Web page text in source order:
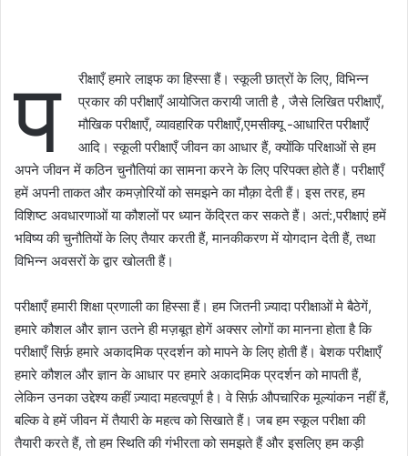
प
रीक्षाएँ हमारे लाइफ का हिस्सा हैं। स्कूली छात्रों के लिए, विभिन्न
प्रकार की परीक्षाएँ आयोजित करायी जाती है , जैसे लिखित परीक्षाएँ,
मौखिक परीक्षाएँ, व्यावहारिक परीक्षाएँ,एमसीक्यू -आधारित परीक्षाएँ
आदि। स्कूली परीक्षाएँ जीवन का आधार हैं, क्योंकि परिक्षाओं से हम
अपने जीवन में कठिन चुनौतियां का सामना करने के लिए परिपक्त होते हैं। परीक्षाएँ
हमें अपनी ताकत और कमज़ोरियों को समझने का मौक़ा देती हैं। इस तरह, हम
विशिष्ट अवधारणाओं या कौशलों पर ध्यान केंद्रित कर सकते हैं। अतं:,परीक्षाएं हमें
भविष्य की चुनौतियों के लिए तैयार करती हैं, मानकीकरण में योगदान देती हैं, तथा
विभिन्न अवसरों के द्वार खोलती हैं।
परीक्षाएँ हमारी शिक्षा प्रणाली का हिस्सा हैं। हम जितनी ज़्यादा परीक्षाओं मे बैठेगें,
हमारे कौशल और ज्ञान उतने ही मज़बूत होगें अक्सर लोगों का मानना ​​होता है कि
परीक्षाएँ सिर्फ़ हमारे अकादमिक प्रदर्शन को मापने के लिए होती हैं। बेशक परीक्षाएँ
हमारे कौशल और ज्ञान के आधार पर हमारे अकादमिक प्रदर्शन को मापती हैं,
लेकिन उनका उद्देश्य कहीं ज़्यादा महत्वपूर्ण है। वे सिर्फ़ औपचारिक मूल्यांकन नहीं हैं,
बल्कि वे हमें जीवन में तैयारी के महत्व को सिखाते हैं। जब हम स्कूल परीक्षा की
तैयारी करते हैं, तो हम स्थिति की गंभीरता को समझते हैं और इसलिए हम कड़ी